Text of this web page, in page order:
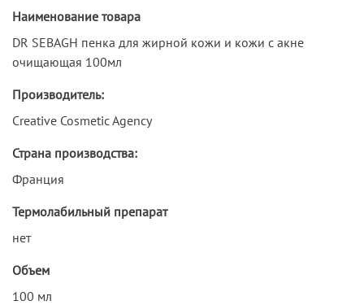
Наименование товара
DR SEBAGH пенка для жирной кожи и кожи с акне
очищающая 100мл
Производитель:
Creative Cosmetic Agency
Страна производства:
Франция
Термолабильный препарат
нет
Объем
100 мл